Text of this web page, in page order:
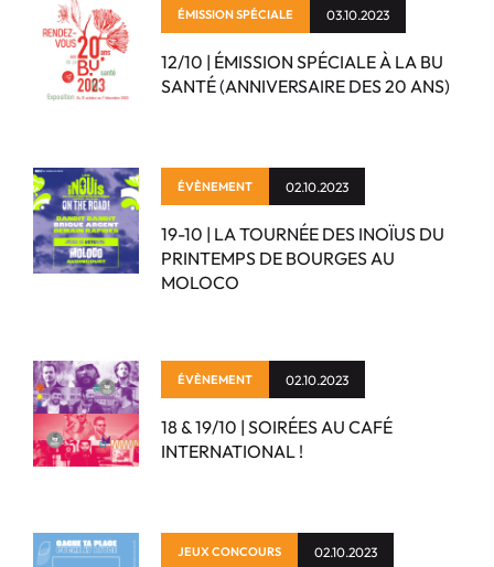
ÉMISSION SPÉCIALE 03.10.2023
12/10 | ÉMISSION SPÉCIALE À LA BU
SANTÉ (ANNIVERSAIRE DES 20 ANS)
ÉVÈNEMENT 02.10.2023
19-10 | LA TOURNÉE DES INOÏUS DU
PRINTEMPS DE BOURGES AU
MOLOCO
ÉVÈNEMENT 02.10.2023
18 & 19/10 | SOIRÉES AU CAFÉ
INTERNATIONAL !
JEUX CONCOURS 02.10.2023